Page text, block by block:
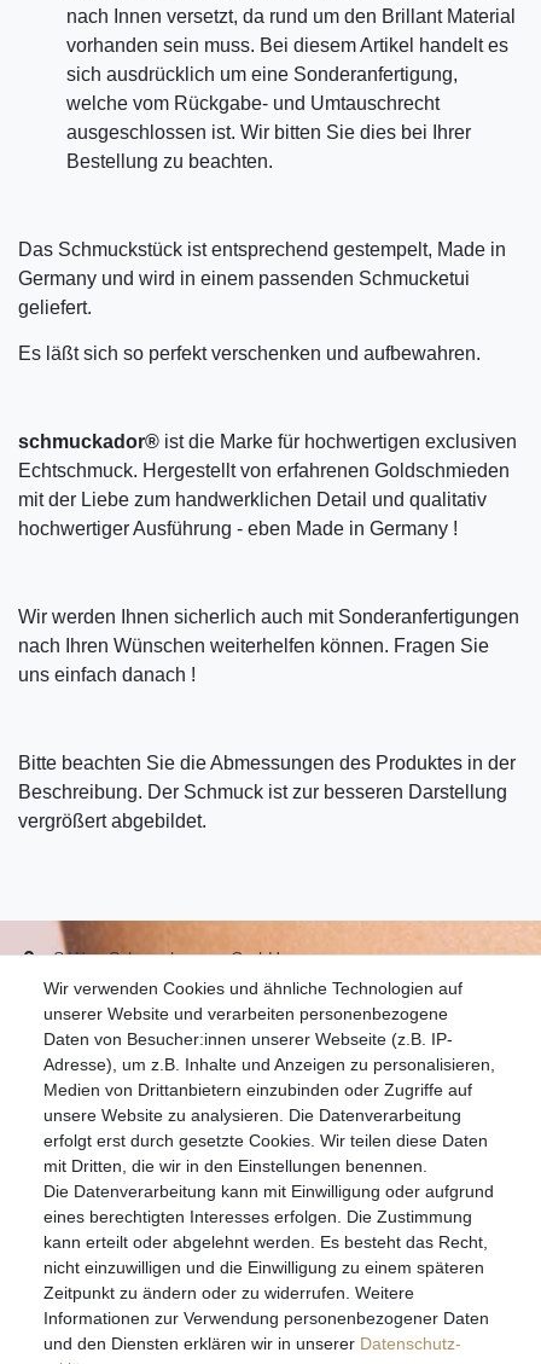
nach Innen versetzt, da rund um den Brillant Material
vorhanden sein muss. Bei diesem Artikel handelt es
sich ausdrücklich um eine Sonderanfertigung,
welche vom Rückgabe- und Umtauschrecht
ausgeschlossen ist. Wir bitten Sie dies bei Ihrer
Bestellung zu beachten.
Das Schmuckstück ist entsprechend gestempelt, Made in
Germany und wird in einem passenden Schmucketui
geliefert.
Es läßt sich so perfekt verschenken und aufbewahren.
schmuckador® ist die Marke für hochwertigen exclusiven
Echtschmuck. Hergestellt von erfahrenen Goldschmieden
mit der Liebe zum handwerklichen Detail und qualitativ
hochwertiger Ausführung - eben Made in Germany !
Wir werden Ihnen sicherlich auch mit Sonderanfertigungen
nach Ihren Wünschen weiterhelfen können. Fragen Sie
uns einfach danach !
Bitte beachten Sie die Abmessungen des Produktes in der
Beschreibung. Der Schmuck ist zur besseren Darstellung
vergrößert abgebildet.
Wir verwenden Cookies und ähnliche Technologien auf
unserer Website und verarbeiten personenbezogene
Daten von Besucher:innen unserer Webseite (z.B. IP-
Adresse), um z.B. Inhalte und Anzeigen zu personalisieren,
Medien von Drittanbietern einzubinden oder Zugriffe auf
unsere Website zu analysieren. Die Datenverarbeitung
erfolgt erst durch gesetzte Cookies. Wir teilen diese Daten
mit Dritten, die wir in den Einstellungen benennen.
Die Datenverarbeitung kann mit Einwilligung oder aufgrund
eines berechtigten Interesses erfolgen. Die Zustimmung
kann erteilt oder abgelehnt werden. Es besteht das Recht,
nicht einzuwilligen und die Einwilligung zu einem späteren
Zeitpunkt zu ändern oder zu widerrufen. Weitere
Informationen zur Verwendung personenbezogener Daten
und den Diensten erklären wir in unserer Daten­schutz­
S.W.w. Schmuckwaren GmbH
07051-9608828
info@schmuckador.de
Montag bis Freitag 8.30 – 12.00 Uhr und 13.30 bis 17.30 Uhr
Widerrufs­recht Widerrufs­formular Impressum
Daten­schutz­erklärung AGB
E-MAIL **